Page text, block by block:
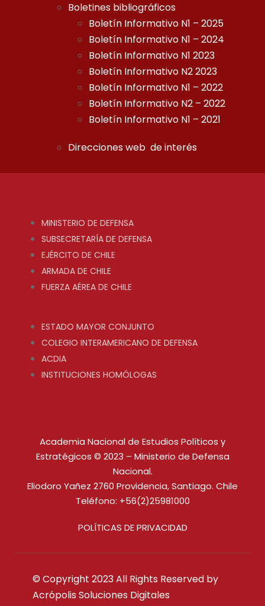
Boletines bibliográficos
Boletín Informativo N1 – 2025
Boletín Informativo N1 – 2024
Boletín Informativo N1 2023
Boletín Informativo N2 2023
Boletín Informativo N1 – 2022
Boletín Informativo N2 – 2022
Boletín Informativo N1 – 2021
Direcciones web de interés
MINISTERIO DE DEFENSA
SUBSECRETARÍA DE DEFENSA
EJÉRCITO DE CHILE
ARMADA DE CHILE
FUERZA AÉREA DE CHILE
ESTADO MAYOR CONJUNTO
COLEGIO INTERAMERICANO DE DEFENSA
ACDIA
INSTITUCIONES HOMÓLOGAS
Academia Nacional de Estudios Políticos y
Estratégicos © 2023 – Ministerio de Defensa
Nacional.
Eliodoro Yañez 2760 Providencia, Santiago. Chile
Teléfono: +56(2)25981000
POLÍTICAS DE PRIVACIDAD
© Copyright 2023 All Rights Reserved by
Acrópolis Soluciones Digitales